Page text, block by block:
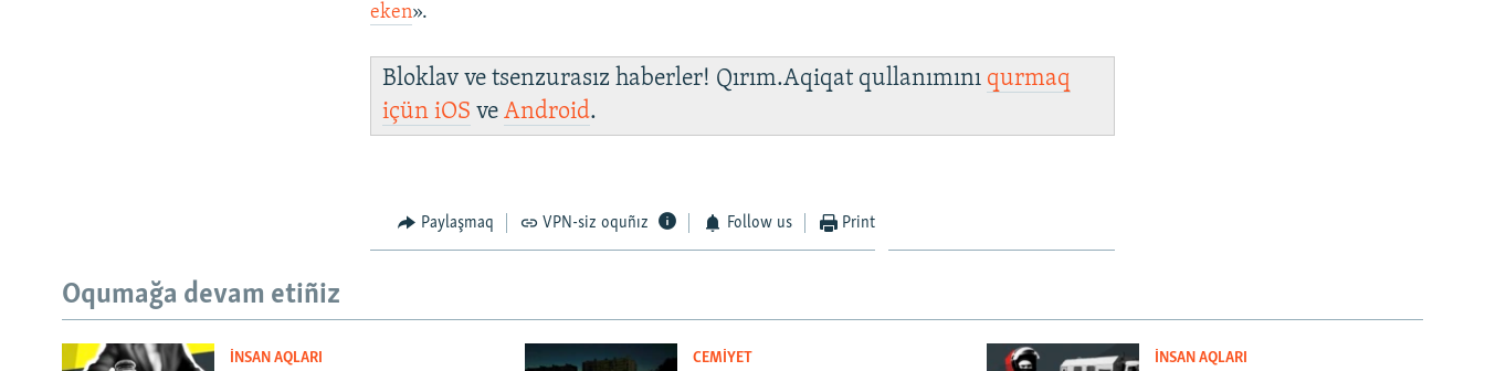
eken».
Bloklav ve tsenzurasız haberler! Qırım.Aqiqat qullanımını qurmaq
içüniOS veAndroid.
Paylaşmaq VPN-siz oquñız Follow us Print
Oqumağa devam etiñiz
İNSAN AQLARI CEMİYET İNSAN AQLARI